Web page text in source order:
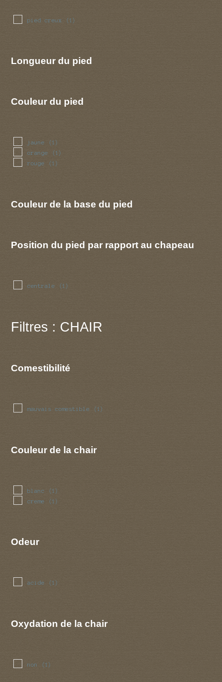
pied creux (1)
Longueur du pied
Couleur du pied
jaune (1)
orange (1)
rouge (1)
Couleur de la base du pied
Position du pied par rapport au chapeau
centrale (1)
Filtres : CHAIR
Comestibilité
mauvais comestible (1)
Couleur de la chair
blanc (1)
creme (1)
Odeur
acide (1)
Oxydation de la chair
non (1)